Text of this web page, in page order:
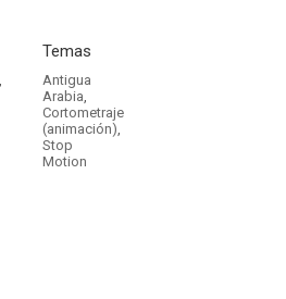
,
Temas
Antigua
Arabia,
Cortometraje
(animación),
Stop
Motion